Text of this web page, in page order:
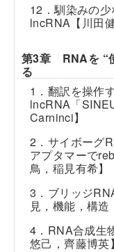
12．馴染みの
lncRNA【川田
第3章 RNAを “
る
1．翻訳を操作
lncRNA「
Carninci】
2．サイボーグ
アプタマーで
鳥，稲見有希】
3．ブリッジ
見，機能，構造
4．RNA合成生
悠己，齊藤博英】